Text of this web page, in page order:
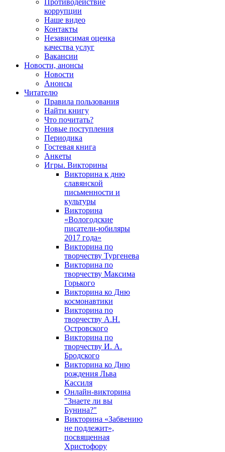
Противодействие
коррупции
Наше видео
Контакты
Независимая оценка
качества услуг
Вакансии
Новости, анонсы
Новости
Анонсы
Читателю
Правила пользования
Найти книгу
Что почитать?
Новые поступления
Периодика
Гостевая книга
Анкеты
Игры. Викторины
Викторина к дню
славянской
письменности и
культуры
Викторина
«Вологодские
писатели-юбиляры
2017 года»
Викторина по
творчеству Тургенева
Викторина по
творчеству Максима
Горького
Викторина ко Дню
космонавтики
Викторина по
творчеству А.Н.
Островского
Викторина по
творчеству И. А.
Бродского
Викторина ко Дню
рождения Льва
Кассиля
Онлайн-викторина
"Знаете ли вы
Бунина?"
Викторина «Забвению
не подлежит»,
посвященная
Христофору